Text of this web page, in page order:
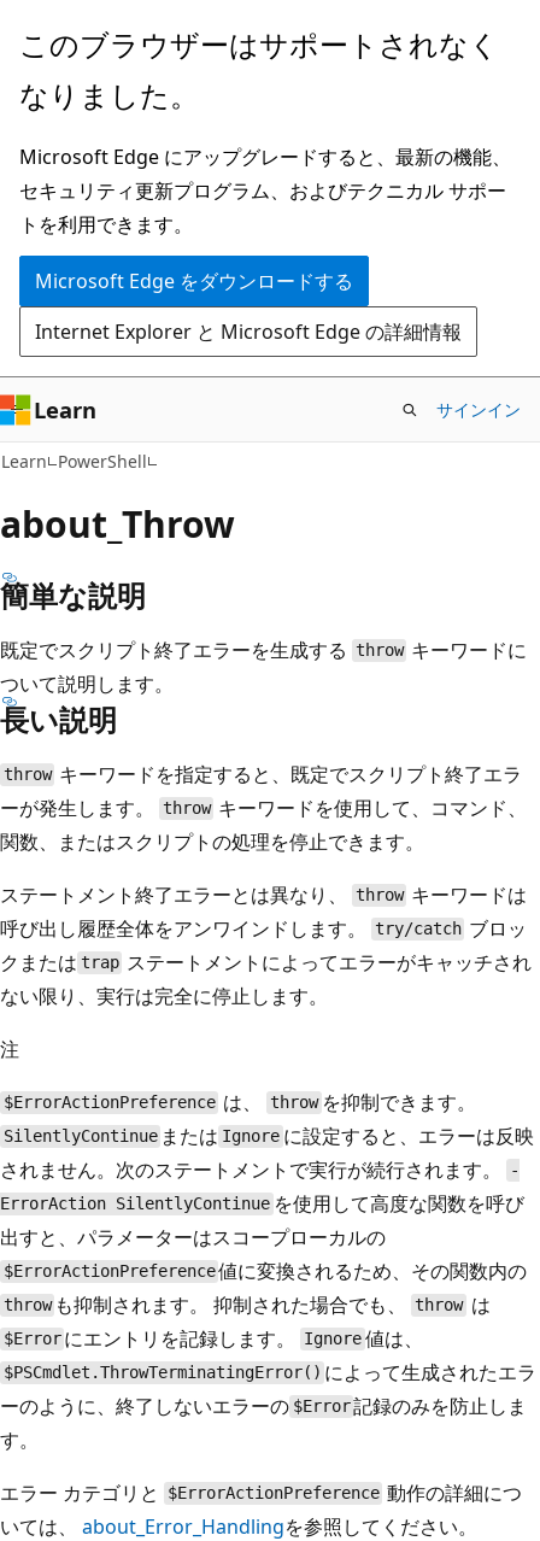
メ
ン
ン
テ
ン
ツ
に
ス
キ
ッ
プ
このブラウザーはサポートされなく
なりました。
Microsoft Edge にアップグレードすると、最新の機能、
セキュリティ更新プログラム、およびテクニカル サポー
トを利用できます。
Microsoft Edge をダウンロードする
Internet Explorer と Microsoft Edge の詳細情報
Learn サインイン
Learn PowerShell
about_Throw
簡単な説明
既定でスクリプト終了エラーを生成する throw キーワードに
ついて説明します。
長い説明
throw キーワードを指定すると、既定でスクリプト終了エラ
ーが発生します。
throw キーワードを使用して、コマンド、
関数、またはスクリプトの処理を停止できます。
ステートメント終了エラーとは異なり、
throw キーワードは
呼び出し履歴全体をアンワインドします。
try/catch ブロッ
クまたは trap ステートメントによってエラーがキャッチされ
ない限り、実行は完全に停止します。
注
$ErrorActionPreference は、throwを抑制できます。
SilentlyContinue または Ignore に設定すると、エラーは反映
されません。次のステートメントで実行が続行されます。
-
ErrorAction SilentlyContinue を使用して高度な関数を呼び
出すと、パラメーターはスコープローカルの
$ErrorActionPreference値に変換されるため、その関数内の
throw も抑制されます。 抑制された場合でも、throwは
$Error にエントリを記録します。 Ignore値は、
$PSCmdlet.ThrowTerminatingError() によって生成されたエラ
ーのように、終了しないエラーの $Error記録のみを防止しま
す。
エラー カテゴリと
$ErrorActionPreference 動作の詳細につ
いては、 about_Error_Handlingを参照してください。